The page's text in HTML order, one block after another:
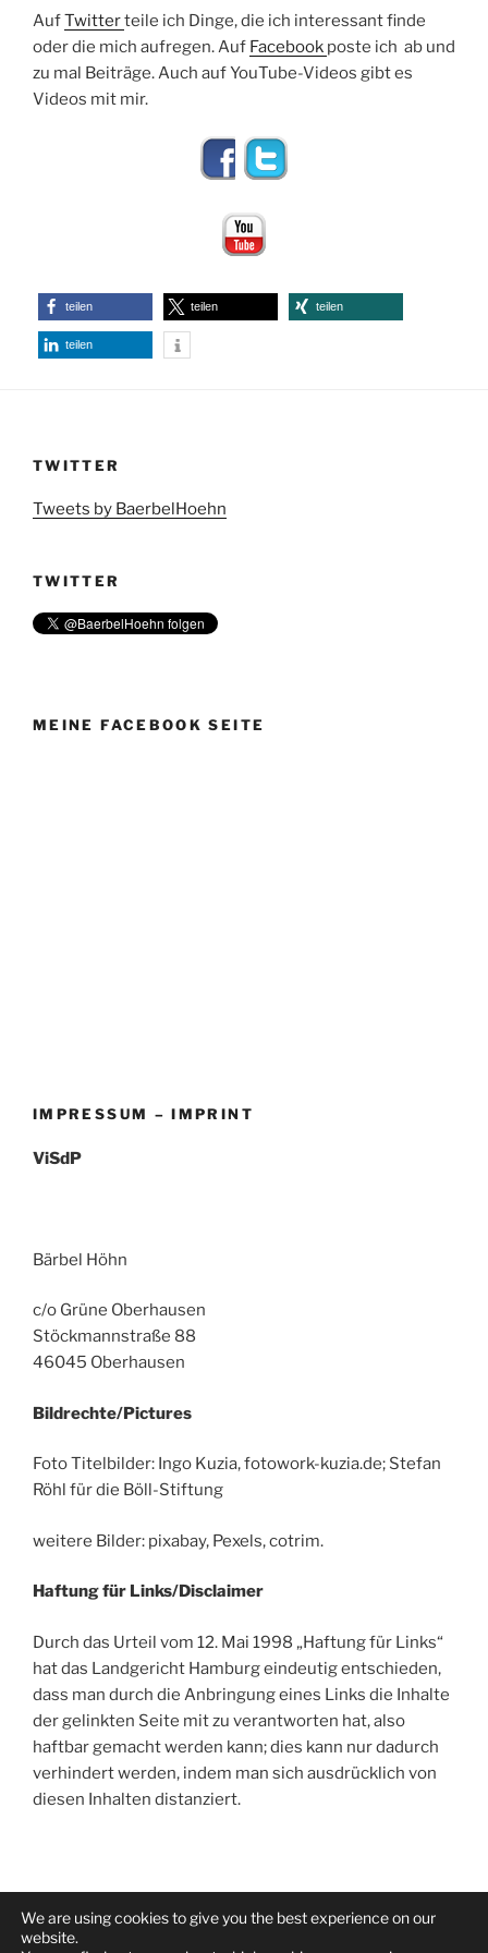
AufTwitterteile ich Dinge, die ich interessant finde
oder die mich aufregen. Auf Facebook poste ich ab und
zu mal Beiträge. Auch auf YouTube-Videos gibt es
Videos mit mir.
teilen teilen teilen
teilen
TWITTER
Tweets by BaerbelHoehn
TWITTER
MEINE FACEBOOK SEITE
IMPRESSUM – IMPRINT
ViSdP
Bärbel Höhn
c/o Grüne Oberhausen
Stöckmannstraße 88
46045 Oberhausen
Bildrechte/Pictures
Foto Titelbilder: Ingo Kuzia, fotowork-kuzia.de; Stefan
Röhl für die Böll-Stiftung
weitere Bilder: pixabay, Pexels, cotrim.
Haftung für Links/Disclaimer
Durch das Urteil vom 12. Mai 1998 „Haftung für Links“
hat das Landgericht Hamburg eindeutig entschieden,
dass man durch die Anbringung eines Links die Inhalte
der gelinkten Seite mit zu verantworten hat, also
haftbar gemacht werden kann; dies kann nur dadurch
verhindert werden, indem man sich ausdrücklich von
diesen Inhalten distanziert.
FacebookTwitter Youtube
We are using cookies to give you the best experience on our
website.